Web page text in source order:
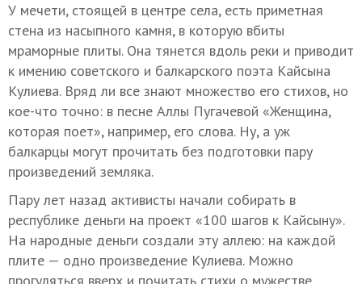
У мечети, стоящей в центре села, есть приметная
стена из насыпного камня, в которую вбиты
мраморные плиты. Она тянется вдоль реки и приводит
к имению советского и балкарского поэта Кайсына
Кулиева. Вряд ли все знают множество его стихов, но
кое-что точно: в песне Аллы Пугачевой «Женщина,
которая поет», например, его слова. Ну, а уж
балкарцы могут прочитать без подготовки пару
произведений земляка.
Пару лет назад активисты начали собирать в
республике деньги на проект «100 шагов к Кайсыну».
На народные деньги создали эту аллею: на каждой
плите — одно произведение Кулиева. Можно